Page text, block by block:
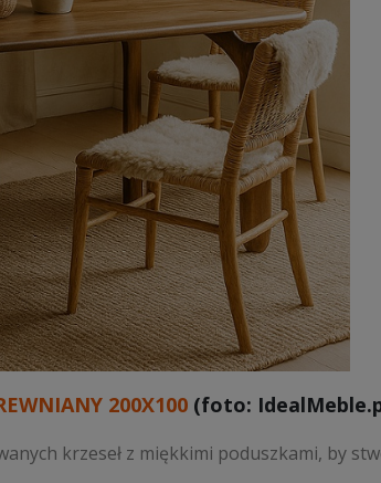
200X100 (foto:
krzeseł z miękkimi poduszkami, by